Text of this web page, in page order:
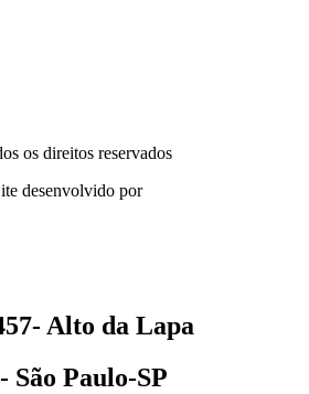
os direitos reservados
desenvolvido por
Alto da Lapa
São Paulo-SP